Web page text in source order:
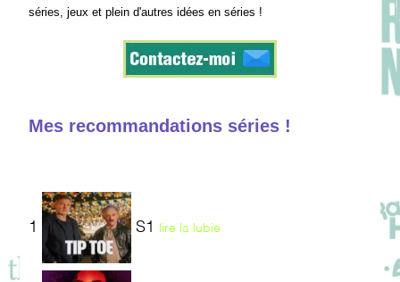
séries, jeux et plein d'autres idées en séries !
Mes recommandations séries !
1 S1 lire la lubie